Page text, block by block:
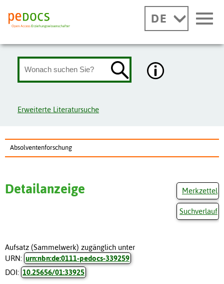
DE
Erweiterte Literatursuche
Absolventenforschung
Merkzettel
Suchverlauf
Detailanzeige
Aufsatz (Sammelwerk) zugänglich unter
URN: urn:nbn:de:0111-pedocs-339259
DOI: 10.25656/01:33925